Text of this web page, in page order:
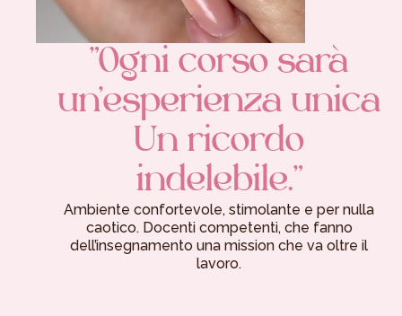
"Ogni corso sarà
un’esperienza unica
Un ricordo
indelebile."
Ambiente confortevole, stimolante e per nulla
caotico. Docenti competenti, che fanno
dell’insegnamento una mission che va oltre il
lavoro.